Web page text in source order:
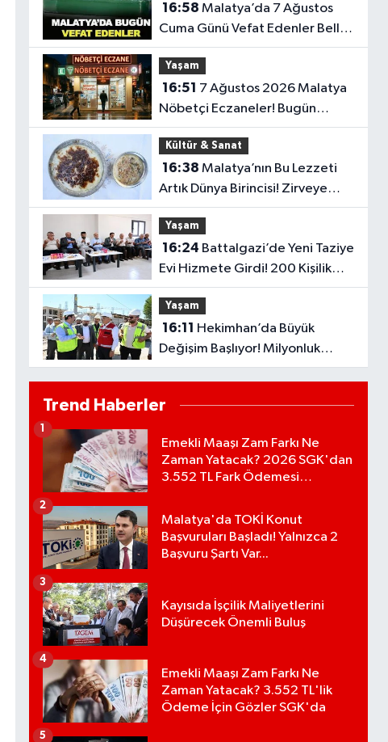
16:58
Cuma Günü Vefat Edenler Belli
Oldu
Yaşam
16:51
Nöbetçi Eczaneler! Bugün
Hangi Eczaneler Açık?
Kültür & Sanat
16:38
Artık Dünya Birincisi! Zirveye
Adını Yazdırdı
Yaşam
16:24
Evi Hizmete Girdi! 200 Kişilik
Salon Dikkat Çekti
Yaşam
16:11
Değişim Başlıyor! Milyonluk
Projeler Tek Tek Hayata Geçiyor
Trend Haberler
Emekli Maaşı Zam Farkı Ne
Zaman Yatacak? 2026 SGK'dan
3.552 TL Fark Ödemesi
1
Malatya'da TOKİ Konut
Başvuruları Başladı! Yalnızca 2
Başvuru Şartı Var...
2
Kayısıda İşçilik Maliyetlerini
Düşürecek Önemli Buluş
3
Emekli Maaşı Zam Farkı Ne
Zaman Yatacak? 3.552 TL'lik
Ödeme İçin Gözler SGK'da
4
5